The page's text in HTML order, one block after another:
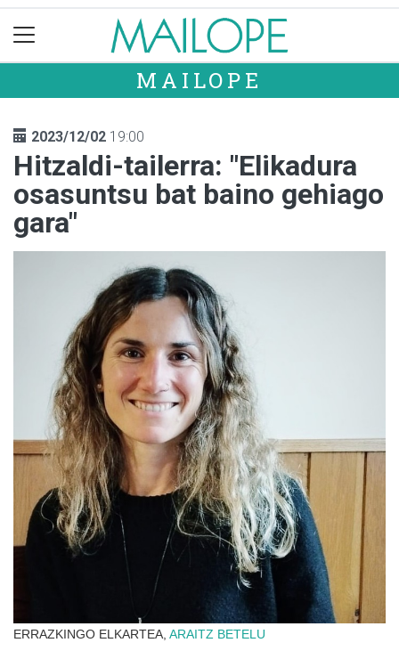
MAILOPE
2023/12/02 19:00
Hitzaldi-tailerra: "Elikadura
osasuntsu bat baino gehiago
gara"
ERRAZKINGO ELKARTEA, ARAITZ BETELU